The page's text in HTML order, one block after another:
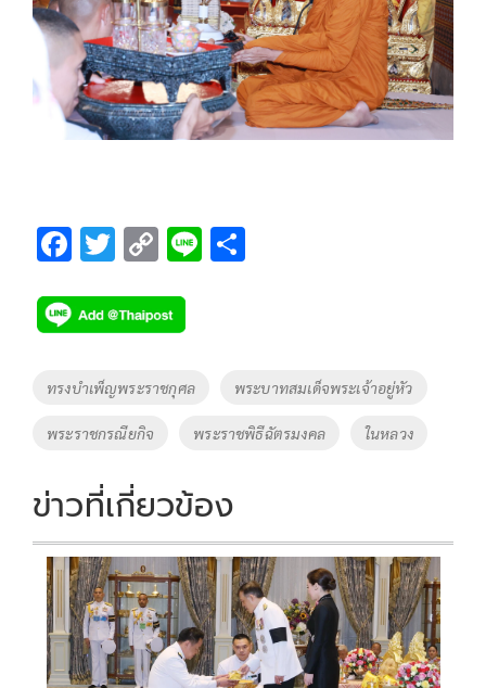
F
e
b
o
k
T
tt
er
C
p
y
Li
Li
Tags
ทรงบำเพ็ญพระราชกุศล พระบาทสมเด็จพระเจ้าอยู่หัว
พระราชกรณียกิจ พระราชพิธีฉัตรมงคล ในหลวง
ข่าวที่เกี่ยวข้อง